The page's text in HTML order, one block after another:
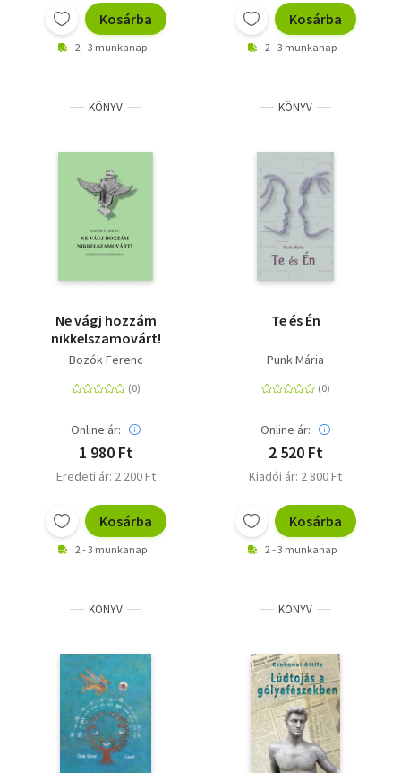
Kosárba
2 - 3 munkanap
Kosárba
2 - 3 munkanap
KÖNYV
Ne vágj hozzám
nikkelszamovárt!
Bozók Ferenc
Online ár:
1 980 Ft
Eredeti ár: 2 200 Ft
Kosárba
2 - 3 munkanap
KÖNYV
Te és Én
Punk Mária
Online ár:
2 520 Ft
Kiadói ár: 2 800 Ft
Kosárba
2 - 3 munkanap
KÖNYV KÖNYV